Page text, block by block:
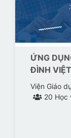
ỨNG
ĐÌNH VIỆT
Viện Giáo
20 Học